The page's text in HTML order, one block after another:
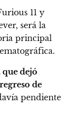
11 y
será la
principal
que dejó
de
pendiente